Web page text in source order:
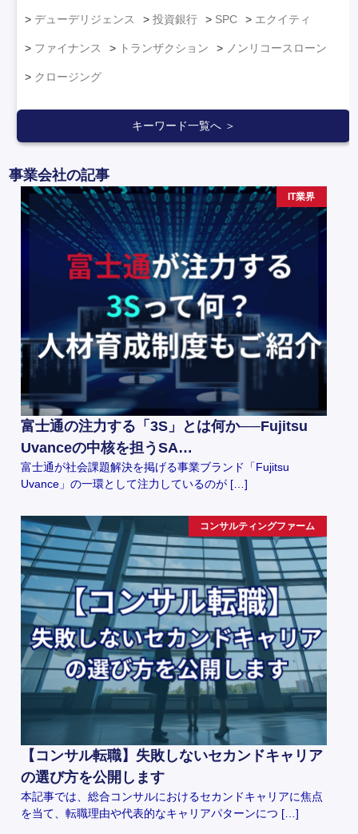
デューデリジェンス 投資銀行 SPC エクイティ
ファイナンス トランザクション ノンリコースローン
クロージング
キーワード一覧へ ＞
事業会社の記事
IT業界
富士通の注力する「3S」とは何か──Fujitsu
Uvanceの中核を担うSA…
富士通が社会課題解決を掲げる事業ブランド「Fujitsu
Uvance」の一環として注力しているのが […]
コンサルティングファーム
【コンサル転職】失敗しないセカンドキャリア
の選び方を公開します
本記事では、総合コンサルにおけるセカンドキャリアに焦点
を当て、転職理由や代表的なキャリアパターンにつ […]